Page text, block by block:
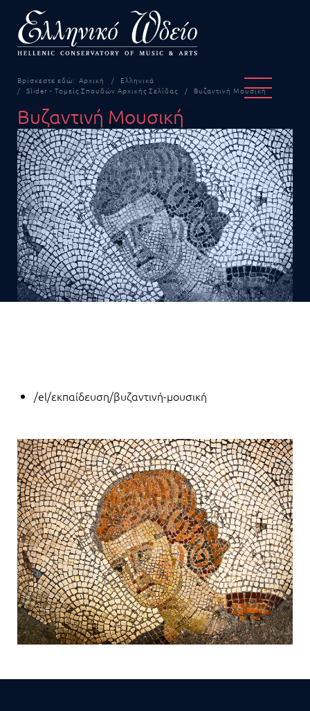
Βρίσκεστε εδώ: Αρχική
Ελληνικά
Slider - Τομείς Σπουδών Αρχικής Σελίδας
Βυζαντινή Μουσική
Βυζαντινή Μουσική
/el/εκπαίδευση/βυζαντινή-μουσική